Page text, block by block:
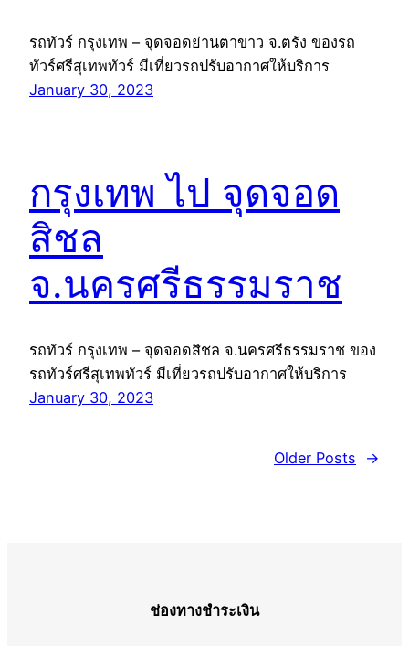
รถทัวร์ กรุงเทพ – จุดจอดย่านตาขาว จ.ตรัง ของรถ
ทัวร์ศรีสุเทพทัวร์ มีเที่ยวรถปรับอากาศให้บริการ
January 30, 2023
กรุงเทพ ไป จุดจอด
สิชล
จ.นครศรีธรรมราช
รถทัวร์ กรุงเทพ – จุดจอดสิชล จ.นครศรีธรรมราช ของ
รถทัวร์ศรีสุเทพทัวร์ มีเที่ยวรถปรับอากาศให้บริการ
January 30, 2023
Older Posts →
ช่องทางชำระเงิน